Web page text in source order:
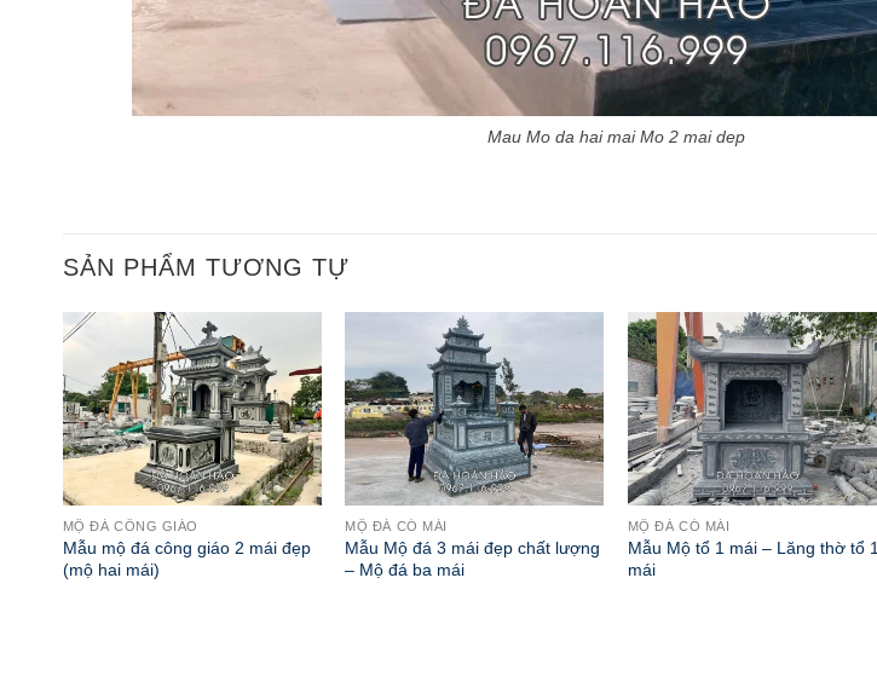
Mau Mo da hai mai Mo 2 mai dep
SẢN PHẨM TƯƠNG TỰ
MỘ ĐÁ CÔNG GIÁO
Mẫu mộ đá công giáo 2 mái đẹp
(mộ hai mái)
MỘ ĐÁ CÓ MÁI
Mẫu Mộ đá 3 mái đẹp chất lượng
– Mộ đá ba mái
MỘ ĐÁ CÓ MÁI
Mẫu Mộ tổ 1 mái – Lăng thờ tổ 1
mái